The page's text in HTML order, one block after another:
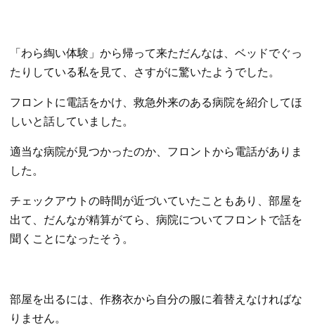
「わら綯い体験」から帰って来ただんなは、ベッドでぐっ
たりしている私を見て、さすがに驚いたようでした。
フロントに電話をかけ、救急外来のある病院を紹介してほ
しいと話していました。
適当な病院が見つかったのか、フロントから電話がありま
した。
チェックアウトの時間が近づいていたこともあり、部屋を
出て、だんなが精算がてら、病院についてフロントで話を
聞くことになったそう。
部屋を出るには、作務衣から自分の服に着替えなければな
りません。